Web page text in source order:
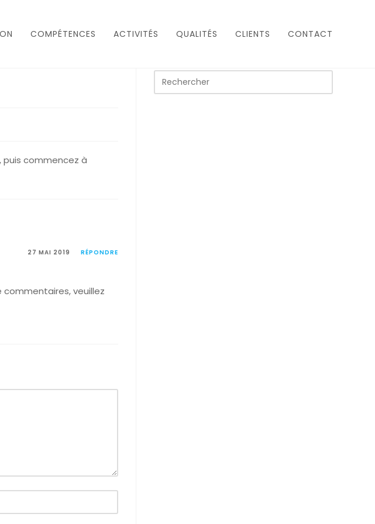
COMPÉTENCES ACTIVITÉS QUALITÉS CLIENTS CONTACT
puis commencez à
27 MAI 2019 RÉPONDRE
veuillez